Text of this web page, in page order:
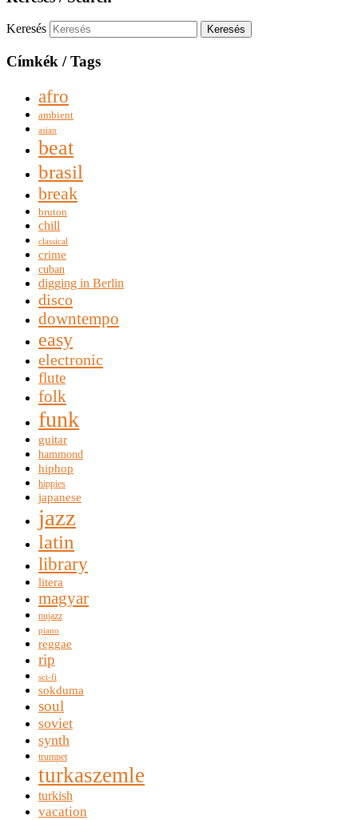
Keresés
Címkék / Tags
afro
ambient
asian
beat
brasil
break
bruton
chill
classical
crime
cuban
digging in Berlin
disco
downtempo
easy
electronic
flute
folk
funk
guitar
hammond
hiphop
hippies
japanese
jazz
latin
library
litera
magyar
nujazz
piano
reggae
rip
sci-fi
sokduma
soul
soviet
synth
trumpet
turkaszemle
turkish
vacation